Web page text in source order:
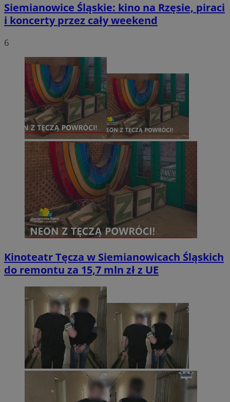
Siemianowice Śląskie: kino na Rzęsie, piraci
i koncerty przez cały weekend
6
Kinoteatr Tęcza w Siemianowicach Śląskich
do remontu za 15,7 mln zł z UE